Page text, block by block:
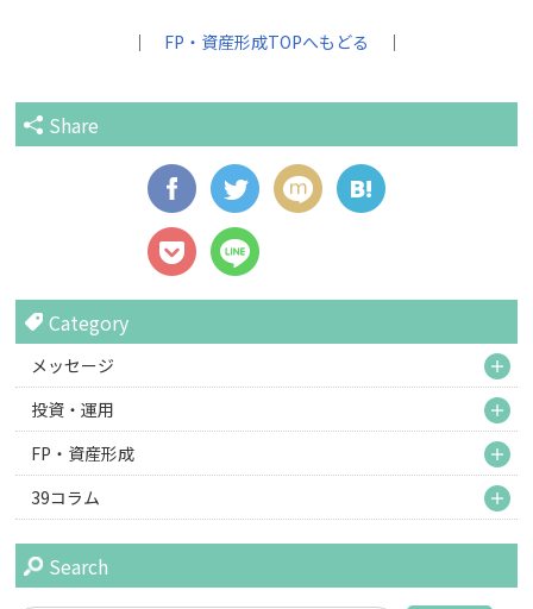
｜ FP・資産形成TOPへもどる ｜
Share
Category
メッセージ
投資・運用
FP・資産形成
39コラム
Search